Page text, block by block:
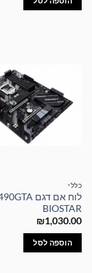
כללי
BIOSTAR
₪1,030.00
הוספה לסל